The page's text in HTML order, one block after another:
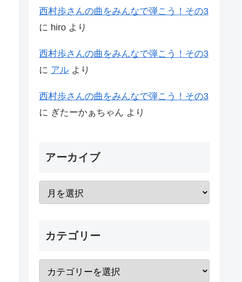
西村歩さんの曲をみんなで弾こう！その3
に hiro より
西村歩さんの曲をみんなで弾こう！その3
に アル より
西村歩さんの曲をみんなで弾こう！その3
に ぎたーかぁちゃん より
アーカイブ
カテゴリー